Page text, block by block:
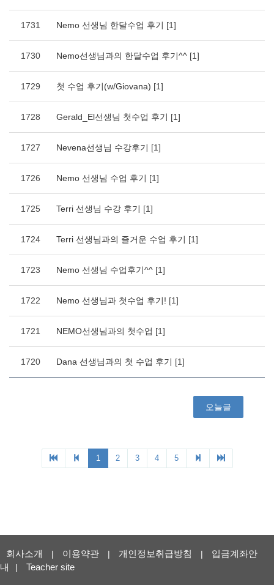
회사소개 | 이용약관 | 개인정보취급방침 |
입금계좌안
내
| Teacher site